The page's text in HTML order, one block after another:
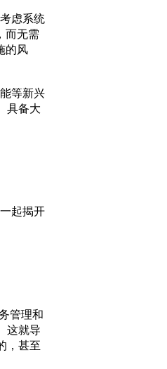
虑系统
而无需
的风
等新兴
具备大
起揭开
管理和
这就导
，甚至